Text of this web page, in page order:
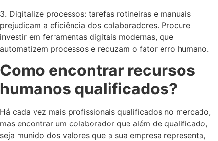
3. Digitalize processos: tarefas rotineiras e manuais
prejudicam a eficiência dos colaboradores. Procure
investir em ferramentas digitais modernas, que
automatizem processos e reduzam o fator erro humano.
Como encontrar recursos
humanos qualificados?
Há cada vez mais profissionais qualificados no mercado,
mas encontrar um colaborador que além de qualificado,
seja munido dos valores que a sua empresa representa,